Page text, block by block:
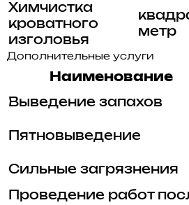
Химчистка
кроватного
изголовья
метр
Дополнительные услуги
Наименование
Выведение запахов
Пятновыведение
Сильные загрязнения
Проведение работ